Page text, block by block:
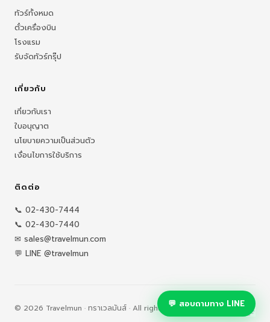
ทัวร์ทั้งหมด
ตั๋วเครื่องบิน
โรงแรม
รับจัดทัวร์กรุ๊ป
เกี่ยวกับ
เกี่ยวกับเรา
ใบอนุญาต
นโยบายความเป็นส่วนตัว
เงื่อนไขการใช้บริการ
ติดต่อ
📞 02-430-7444
📞 02-430-7440
✉ sales@travelmun.com
💬 LINE @travelmun
© 2026 Travelmun · ทราเวลมันส์ · All rights reserved💬 สอบถามทาง LINE